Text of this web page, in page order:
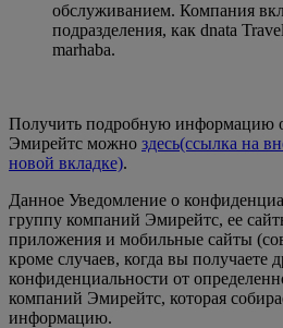
обслуживанием. Компания
подразделения, как dnata
marhaba.
Получить подробную информацию
Эмирейтс можно здесь(ссылка на
новой вкладке).
Данное Уведомление о
группу компаний Эмирейтс, ее
приложения и мобильные сайты
кроме случаев, когда вы получаете
конфиденциальности от
компаний Эмирейтс, которая
информацию.